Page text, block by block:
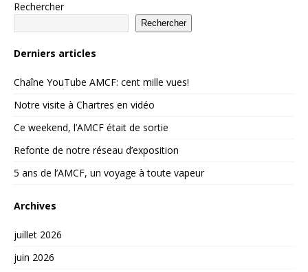
Rechercher
Rechercher
Derniers articles
Chaîne YouTube AMCF: cent mille vues!
Notre visite à Chartres en vidéo
Ce weekend, l’AMCF était de sortie
Refonte de notre réseau d’exposition
5 ans de l’AMCF, un voyage à toute vapeur
Archives
juillet 2026
juin 2026